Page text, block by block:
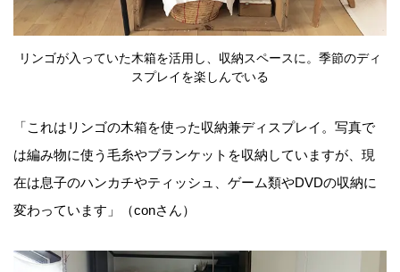
リンゴが入っていた木箱を活用し、収納スペースに。季節のディ
スプレイを楽しんでいる
「これはリンゴの木箱を使った収納兼ディスプレイ。写真で
は編み物に使う毛糸やブランケットを収納していますが、現
在は息子のハンカチやティッシュ、ゲーム類やDVDの収納に
変わっています」（conさん）